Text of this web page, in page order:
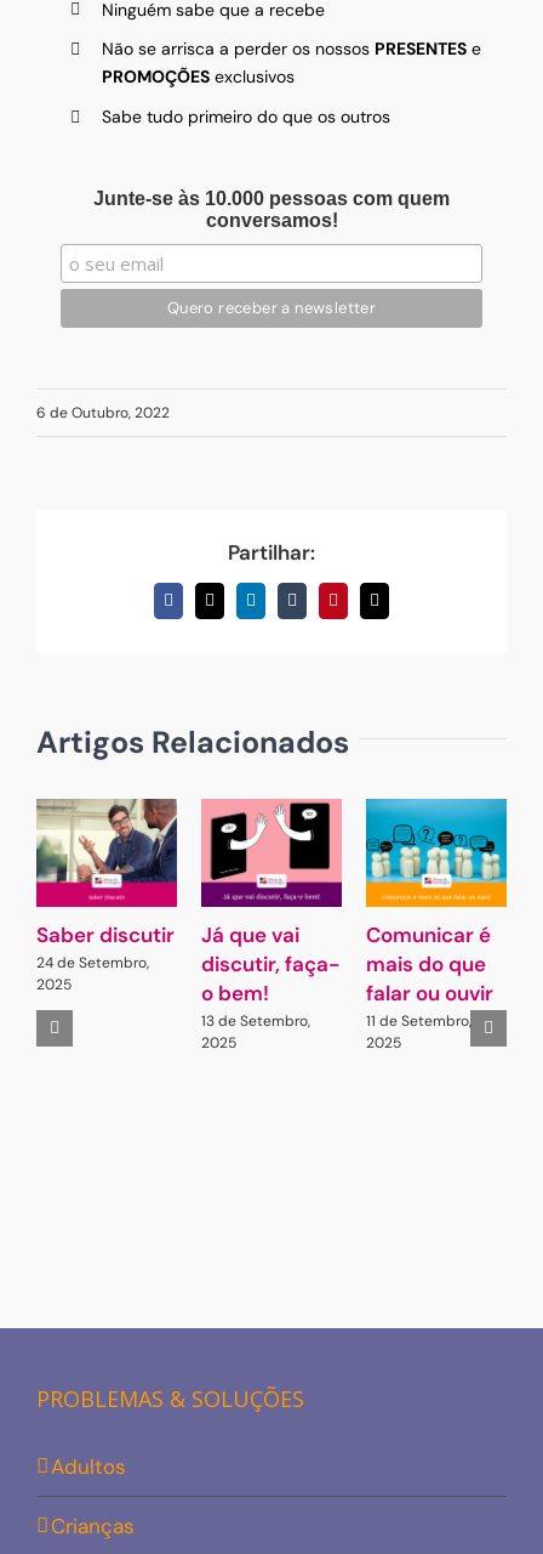
Ninguém sabe que a recebe
Não se arrisca a perder os nossos PRESENTESe
PROMOÇÕESexclusivos
Sabe tudo primeiro do que os outros
Junte-se às 10.000 pessoas com quem
conversamos!
6 de Outubro, 2022
Partilhar:
Facebook
X LinkedInTumblrPinterestEmail
(necessário
Artigos Relacionados
Saber discutir
24 de Setembro,
2025
Já que vai
discutir, faça-
o bem!
13 de Setembro,
2025
Comunicar é
mais do que
falar ou ouvir
11 de Setembro,
2025
PROBLEMAS & SOLUÇÕES
Adultos
Crianças